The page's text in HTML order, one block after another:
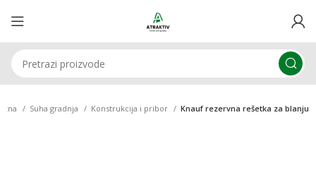
Suha gradnja Konstrukcija i pribor Knauf rezervna rešetka za blanju